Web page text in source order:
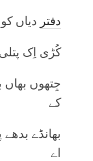
دفتر دیاں
کُڑی اِک
جِتھوں بھاں
کے
بھانڈے
اے